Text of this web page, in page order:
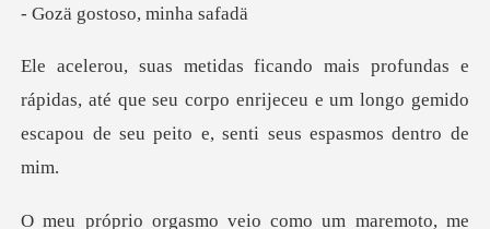
stoso, mi
idas, até que seu corpo enrijeceu e um longo gemido
esc